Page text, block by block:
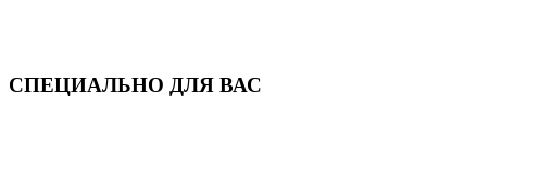
СПЕЦИАЛЬНО ДЛЯ ВАС